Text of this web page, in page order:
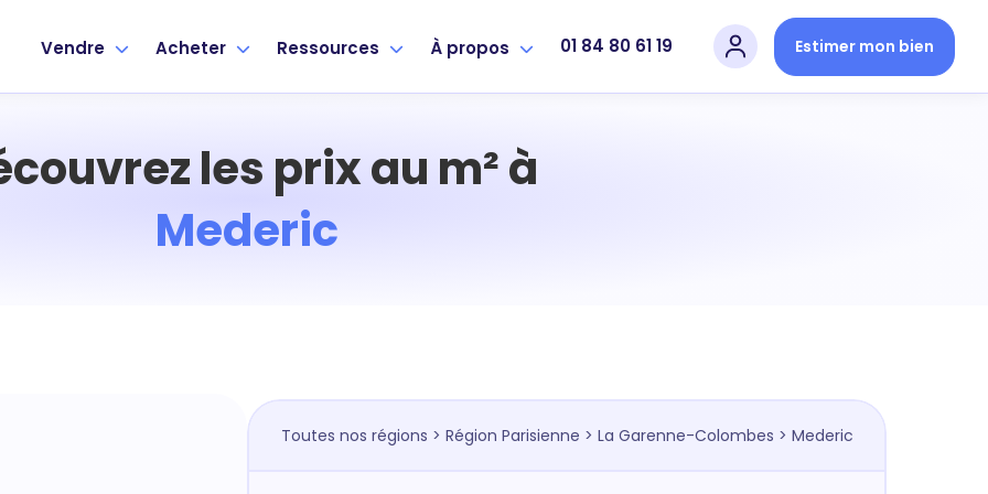
Vendre Acheter Ressources À propos 01 84 80 61 19 Estimer mon bien
les prix au m² à
Mederic
Toutes nos régions > Région Parisienne > La Garenne-Colombes > Mederic